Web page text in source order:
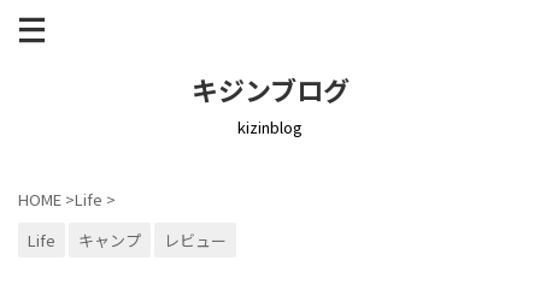
キジンブログ
kizinblog
HOME >Life >
Life
キャンプ レビュー